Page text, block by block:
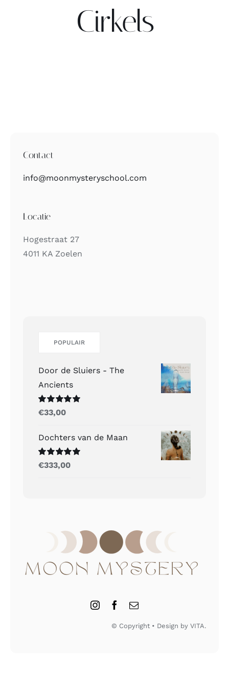
Contact
Cirkels
Contact
info@moonmysteryschool.com
Locatie
Hogestraat 27
4011 KA Zoelen
POPULAIR
Door de Sluiers - The
Ancients
Gewaardeerd
uit 5
€33,00
Dochters van de Maan
Gewaardeerd
uit 5
€333,00
© Copyright • Design by VITA.